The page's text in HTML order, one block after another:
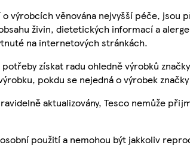
výrobcích věnována nejvyšší péče, jsou
živin, dietetických informací a
na internetových stránkách.
získat radu ohledně výrobků
pokdu se nejedná o výrobek
aktualizovány, Tesco nemůže
použití a nemohou být jakkoliv